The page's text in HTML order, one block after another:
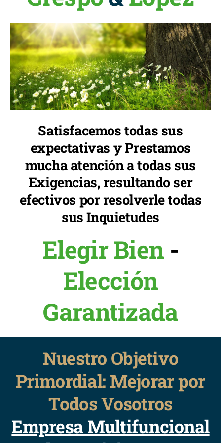
Satisfacemos todas sus
expectativas y Prestamos
mucha atención a todas sus
Exigencias, resultando ser
efectivos por resolverle todas
sus Inquietudes
Elegir Bien -
Elección
Garantizada
Nuestro Objetivo
Primordial: Mejorar por
Todos Vosotros
Empresa Multifuncional